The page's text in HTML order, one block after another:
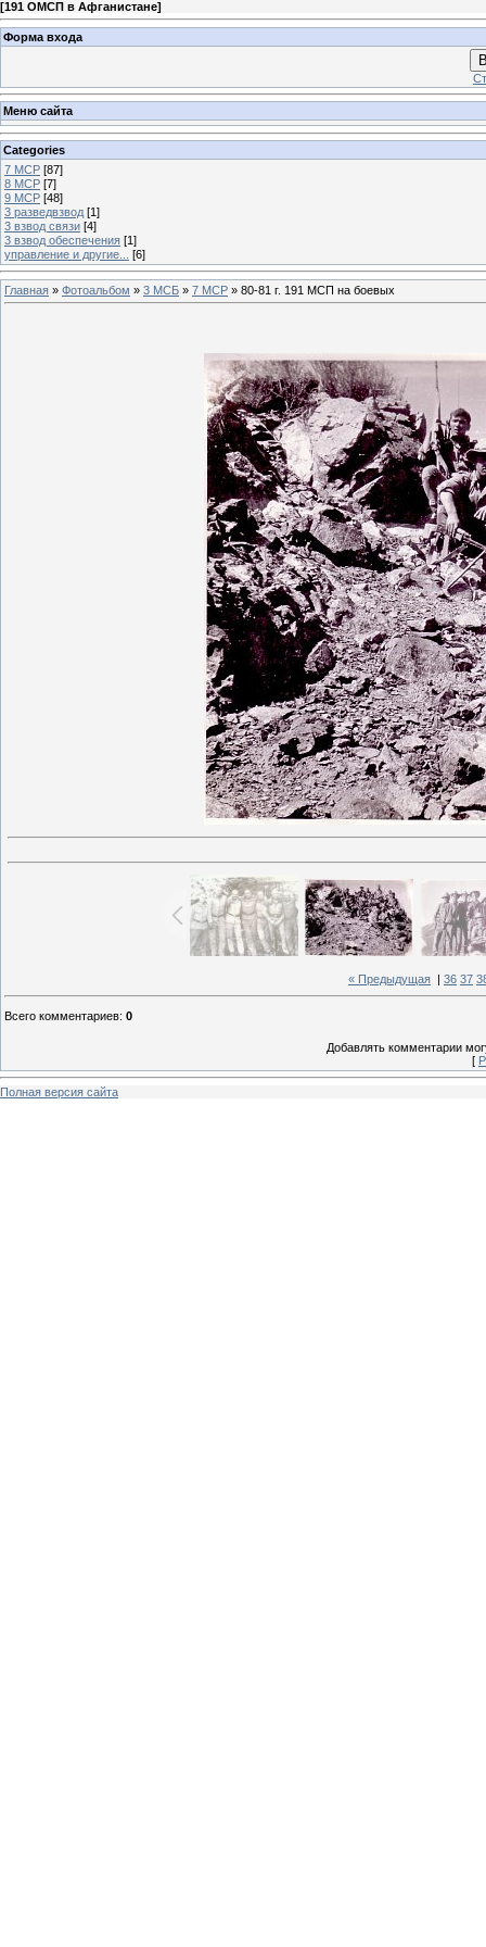
[191 ОМСП в Афганистане]
Форма входа
Меню сайта
Categories
7 МСР [87]
8 МСР [7]
9 МСР [48]
3 разведвзвод [1]
3 взвод связи [4]
3 взвод обеспечения [1]
управление и другие...
[6]
Главная » Фотоальбом » 3 МСБ » 7 МСР » 80-81 г. 191 МСП на боевых
« Предыдущая 36 37
Всего комментариев: 0
Добавлять комментарии
[
Полная версия сайта